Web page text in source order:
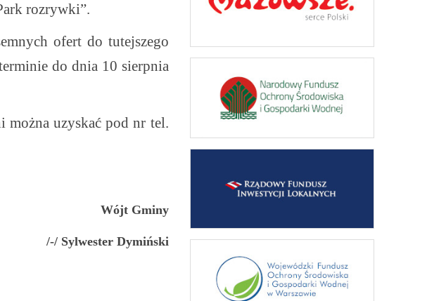
rozrywki”.
ofert do tutejszego
do dnia 10 sierpnia
można uzyskać podnr tel.
Wójt Gminy
/-/ Sylwester Dymiński